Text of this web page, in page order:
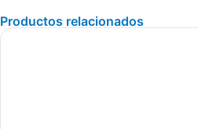
Productos relacionados